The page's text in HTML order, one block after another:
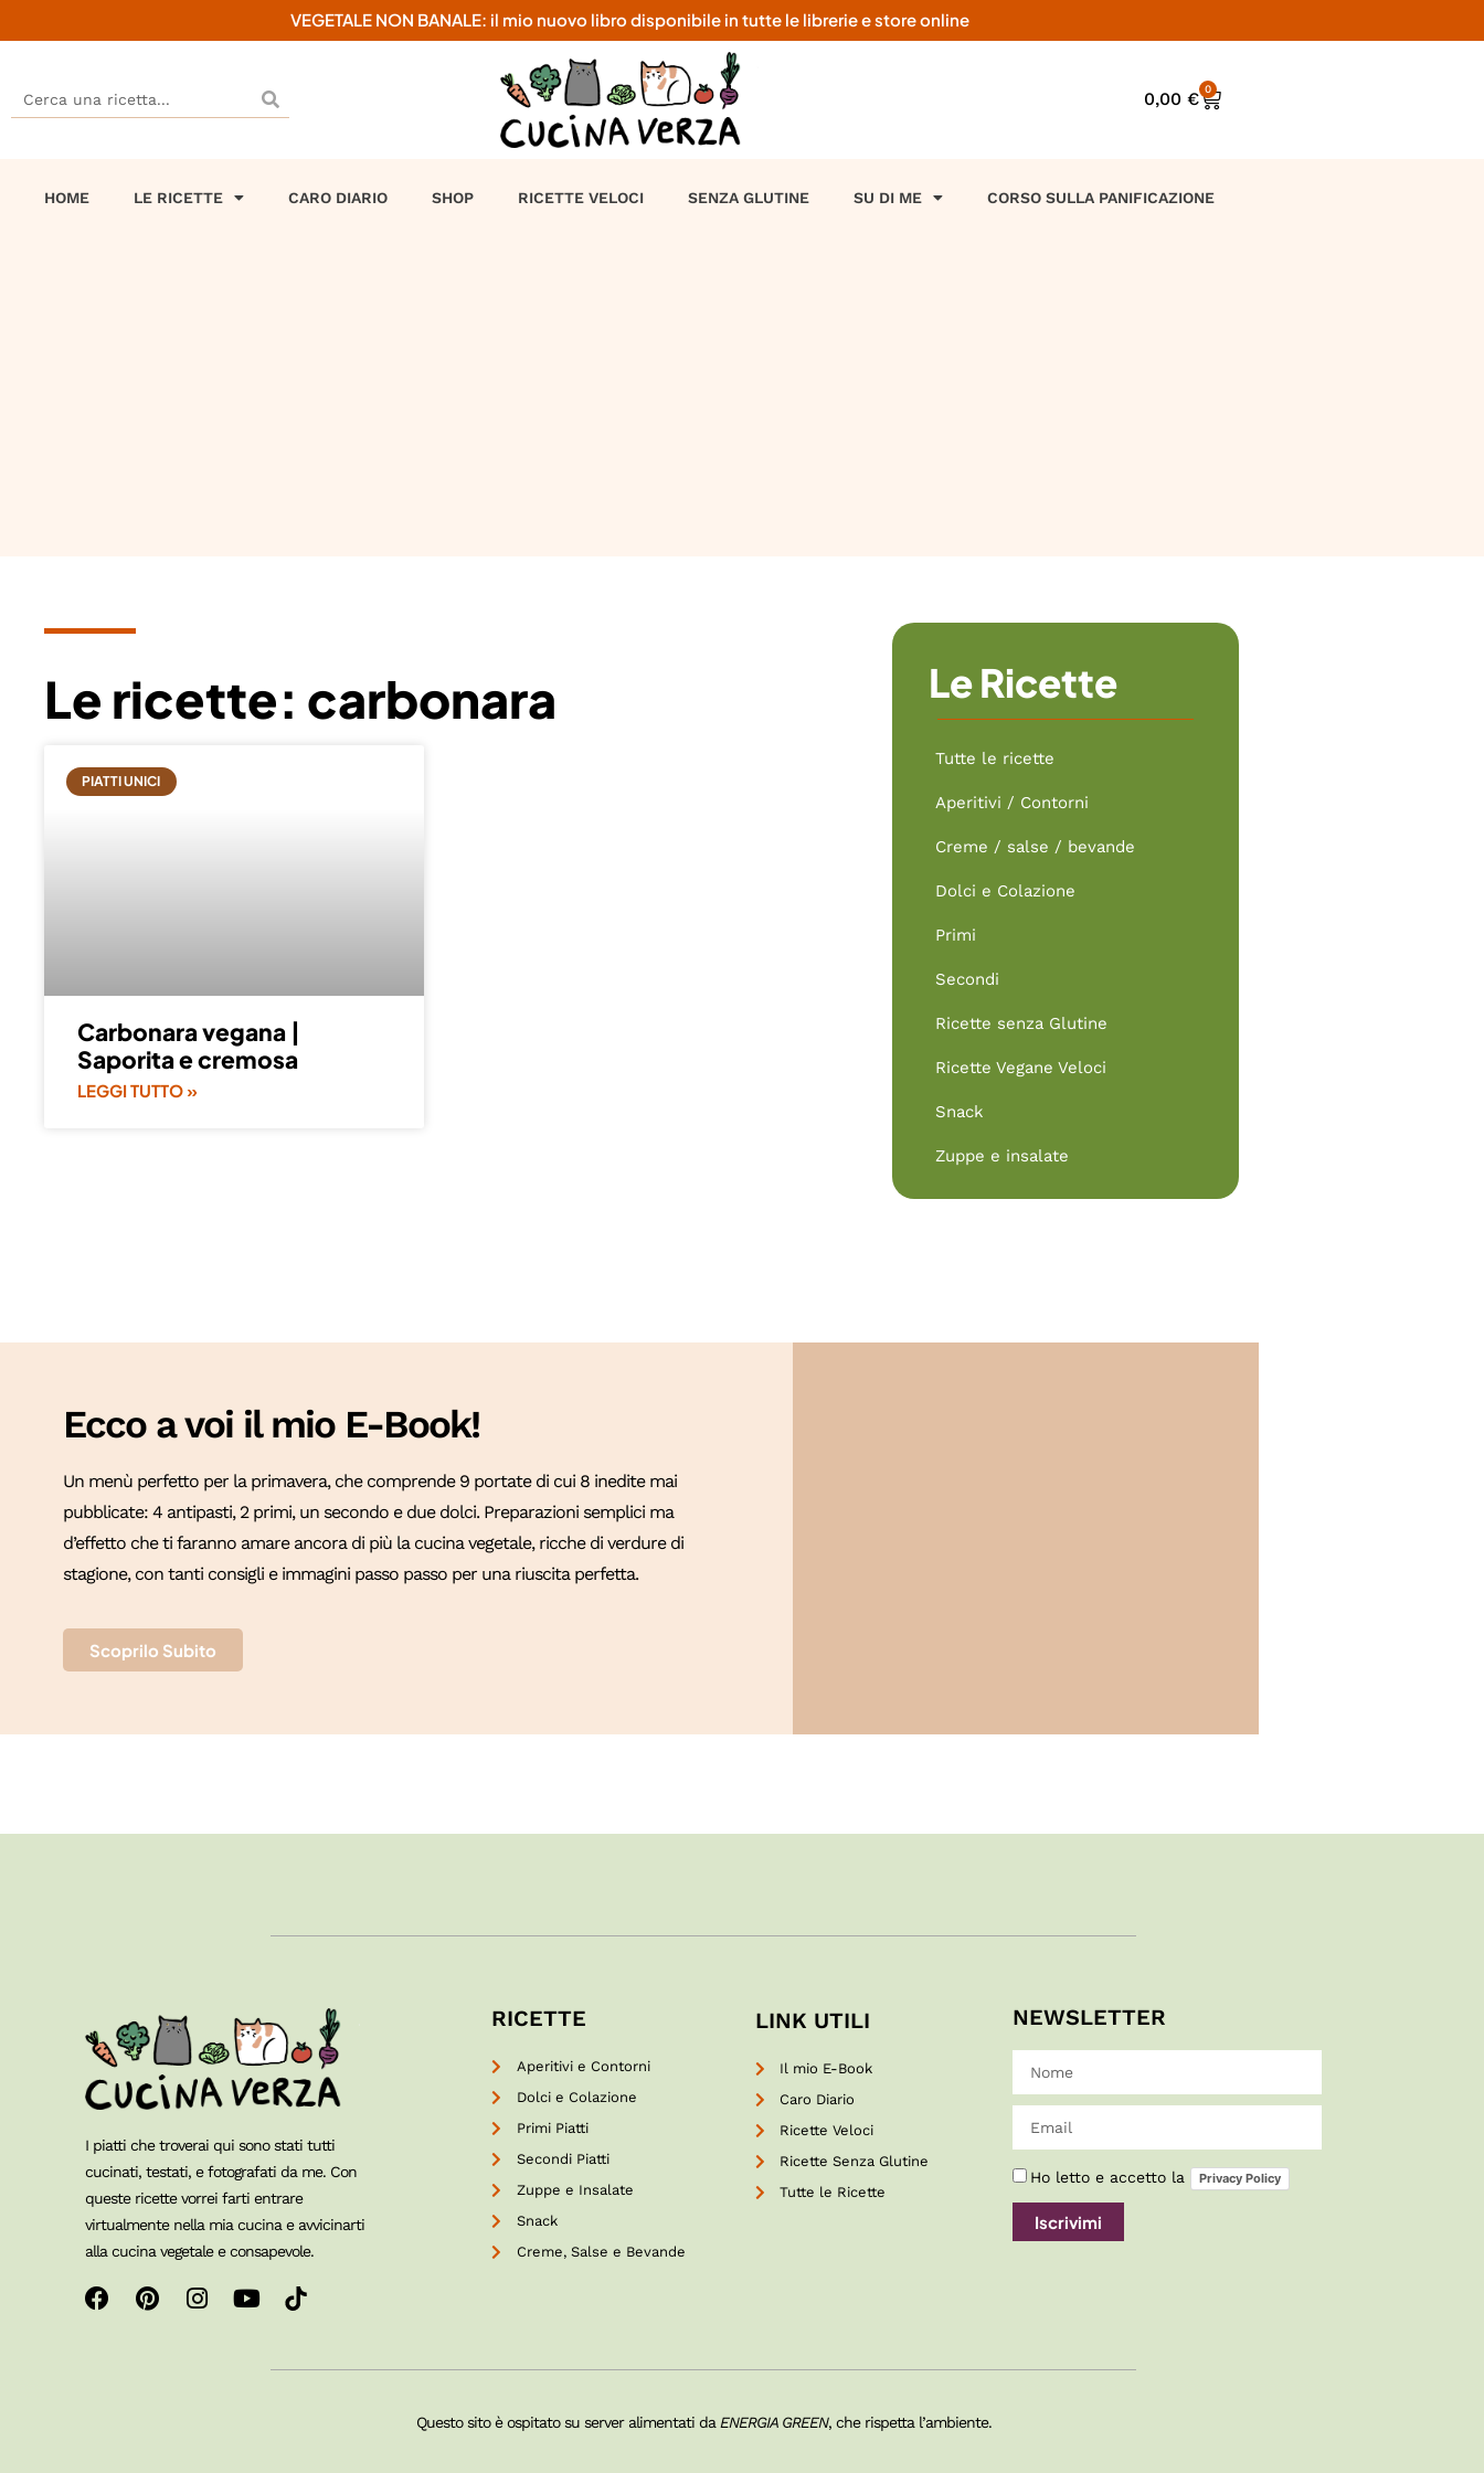
VEGETALE NON BANALE: il mio nuovo libro disponibile in tutte le librerie e store online
0,00 € 0
HOME LE RICETTE CARO DIARIO SHOP RICETTE VELOCI SENZA GLUTINE SU DI ME CORSO SULLA PANIFICAZIONE
Le ricette: carbonara
PIATTI UNICI
Carbonara vegana |
Saporita e cremosa
LEGGI TUTTO »
Le Ricette
Tutte le ricette
Aperitivi / Contorni
Creme / salse / bevande
Dolci e Colazione
Primi
Secondi
Ricette senza Glutine
Ricette Vegane Veloci
Snack
Zuppe e insalate
Ecco a voi il mio E-Book!
Un menù perfetto per la primavera, che comprende 9 portate di cui 8 inedite mai
pubblicate: 4 antipasti, 2 primi, un secondo e due dolci. Preparazioni semplici ma
d’effetto che ti faranno amare ancora di più la cucina vegetale, ricche di verdure di
stagione, con tanti consigli e immagini passo passo per una riuscita perfetta.
Scoprilo Subito
I piatti che troverai qui sono stati tutti
cucinati, testati, e fotografati da me. Con
queste ricette vorrei farti entrare
virtualmente nella mia cucina e avvicinarti
alla cucina vegetale e consapevole.
RICETTE
Aperitivi e Contorni
Dolci e Colazione
Primi Piatti
Secondi Piatti
Zuppe e Insalate
Snack
Creme, Salse e Bevande
LINK UTILI
Il mio E-Book
Caro Diario
Ricette Veloci
Ricette Senza Glutine
Tutte le Ricette
NEWSLETTER
Ho letto e accetto la Privacy Policy
Iscrivimi
Questo sito è ospitato su server alimentati da ENERGIA GREEN, che rispetta l’ambiente.